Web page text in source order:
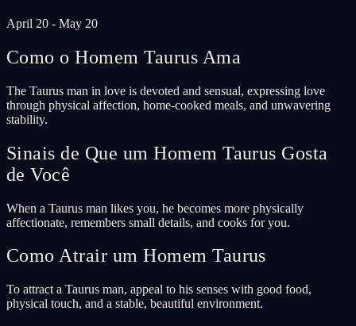
April 20 - May 20
Como o Homem Taurus Ama
The Taurus man in love is devoted and sensual, expressing love
through physical affection, home-cooked meals, and unwavering
stability.
Sinais de Que um Homem Taurus Gosta
de Você
When a Taurus man likes you, he becomes more physically
affectionate, remembers small details, and cooks for you.
Como Atrair um Homem Taurus
To attract a Taurus man, appeal to his senses with good food,
physical touch, and a stable, beautiful environment.